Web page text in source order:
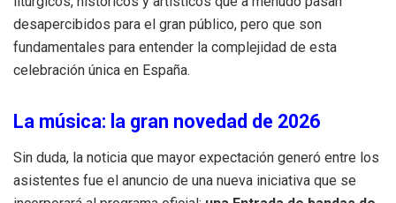
desapercibidos para el gran público, pero que son
fundamentales para entender la complejidad de esta
celebración única en España.
La música: la gran novedad de 2026
Sin duda, la noticia que mayor expectación generó entre los
asistentes fue el anuncio de una nueva iniciativa que se